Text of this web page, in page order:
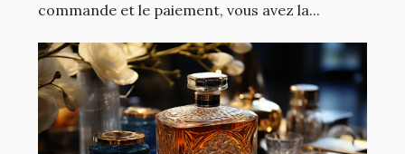
commande et le paiement, vous avez la...